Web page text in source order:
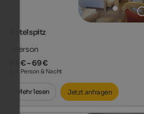
Rötelspitz
Person
65 € – 69 €
pro Person & Nacht
Mehr lesen Jetzt anfragen